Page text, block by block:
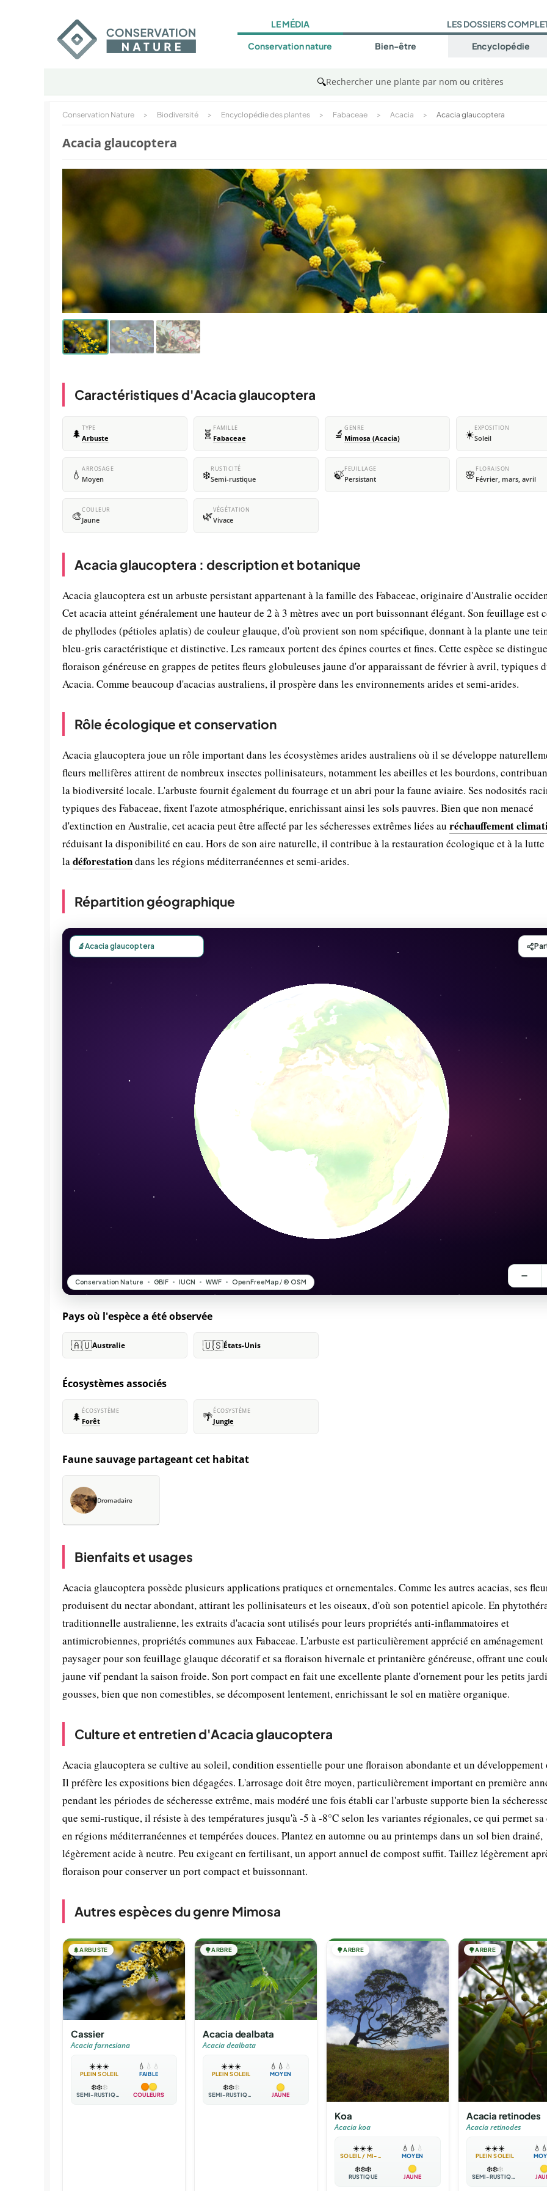
LE MÉDIA
Conservation nature
LES DOSSIERS
Bien-être Encyclopédie
🔍Rechercher une plante par nom ou critères
Conservation Nature > Biodiversité > Encyclopédie des plantes > Fabaceae > Acacia > Acacia glaucoptera
Acacia glaucoptera
Caractéristiques d'Acacia glaucoptera
🌲 TYPE
Arbuste 🧬 FAMILLE
Fabaceae 🔬 GENRE
Mimosa (Acacia) ☀️EXPOSITION
Soleil
💧 ARROSAGE
Moyen ❄️RUSTICITÉ
Semi-rustique 🍃FEUILLAGE
Persistant 🌸 FLORAISON
Février, mars, avril
🎨COULEUR
Jaune 🌿VÉGÉTATION
Vivace
Acacia glaucoptera : description et botanique
Acacia glaucoptera est un arbuste persistant appartenant à la famille des Fabaceae, originaire d'Australie
Cet acacia atteint généralement une hauteur de 2 à 3 mètres avec un port buissonnant élégant. Son feuillage est
de phyllodes (pétioles aplatis) de couleur glauque, d'où provient son nom spécifique, donnant à la plante une
bleu-gris caractéristique et distinctive. Les rameaux portent des épines courtes et fines. Cette espèce se
floraison généreuse en grappes de petites fleurs globuleuses jaune d'or apparaissant de février à avril, typiques
Acacia. Comme beaucoup d'acacias australiens, il prospère dans les environnements arides et semi-arides.
Rôle écologique et conservation
Acacia glaucoptera joue un rôle important dans les écosystèmes arides australiens où il se développe
fleurs mellifères attirent de nombreux insectes pollinisateurs, notamment les abeilles et les bourdons,
la biodiversité locale. L'arbuste fournit également du fourrage et un abri pour la faune aviaire. Ses nodosités
typiques des Fabaceae, fixent l'azote atmosphérique, enrichissant ainsi les sols pauvres. Bien que non menacé
d'extinction en Australie, cet acacia peut être affecté par les sécheresses extrêmes liées au réchauffement
réduisant la disponibilité en eau. Hors de son aire naturelle, il contribue à la restauration écologique et à la lutte
ladéforestationdans les régions méditerranéennes et semi-arides.
Répartition géographique
Pays où l'espèce a été observée
🇦🇺Australie 🇺🇸États-Unis
Écosystèmes associés
🌲 ÉCOSYSTÈME
Forêt 🌴ÉCOSYSTÈME
Jungle
Faune sauvage partageant cet habitat
Dromadaire
Bienfaits et usages
Acacia glaucoptera possède plusieurs applications pratiques et ornementales. Comme les autres acacias, ses
produisent du nectar abondant, attirant les pollinisateurs et les oiseaux, d'où son potentiel apicole. En
traditionnelle australienne, les extraits d'acacia sont utilisés pour leurs propriétés anti-inflammatoires et
antimicrobiennes, propriétés communes aux Fabaceae. L'arbuste est particulièrement apprécié en aménagement
paysager pour son feuillage glauque décoratif et sa floraison hivernale et printanière généreuse, offrant une
jaune vif pendant la saison froide. Son port compact en fait une excellente plante d'ornement pour les petits
gousses, bien que non comestibles, se décomposent lentement, enrichissant le sol en matière organique.
Culture et entretien d'Acacia glaucoptera
Acacia glaucoptera se cultive au soleil, condition essentielle pour une floraison abondante et un développement
Il préfère les expositions bien dégagées. L'arrosage doit être moyen, particulièrement important en première
pendant les périodes de sécheresse extrême, mais modéré une fois établi car l'arbuste supporte bien la
que semi-rustique, il résiste à des températures jusqu'à -5 à -8°C selon les variantes régionales, ce qui permet
en régions méditerranéennes et tempérées douces. Plantez en automne ou au printemps dans un sol bien drainé,
légèrement acide à neutre. Peu exigeant en fertilisant, un apport annuel de compost suffit. Taillez légèrement
floraison pour conserver un port compact et buissonnant.
Autres espèces du genre Mimosa
🌲ARBUSTE
Cassier
Acacia farnesiana
☀️☀️☀️
PLEIN SOLEIL
💧 💧 💧
FAIBLE
❄️❄️❄️
SEMI-RUSTIQUE COULEURS
🌳ARBRE
Acacia dealbata
Acacia dealbata
☀️☀️☀️
PLEIN SOLEIL
💧 💧 💧
MOYEN
❄️❄️❄️
SEMI-RUSTIQUE JAUNE
🌳ARBRE
Koa
Acacia koa
☀️☀️☀️
SOLEIL / MI-OMBRE
💧 💧 💧
MOYEN
❄️❄️❄️
RUSTIQUE JAUNE
🌳ARBRE
Acacia retinodes
Acacia retinodes
☀️☀️☀️
PLEIN SOLEIL
💧 💧
❄️❄️❄️
SEMI-RUSTIQUE